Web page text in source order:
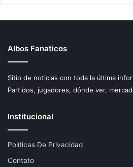
Albos Fanaticos
Sitio de noticias con toda la última
Partidos, jugadores, dónde ver,
Institucional
Políticas De Privacidad
Contato